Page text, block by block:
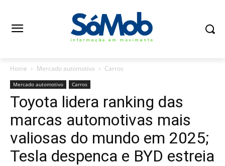
Home Mercado automotivo Carros
Mercado automotivo Carros
Toyota lidera ranking das
marcas automotivas mais
valiosas do mundo em 2025;
Tesla despenca e BYD estreia